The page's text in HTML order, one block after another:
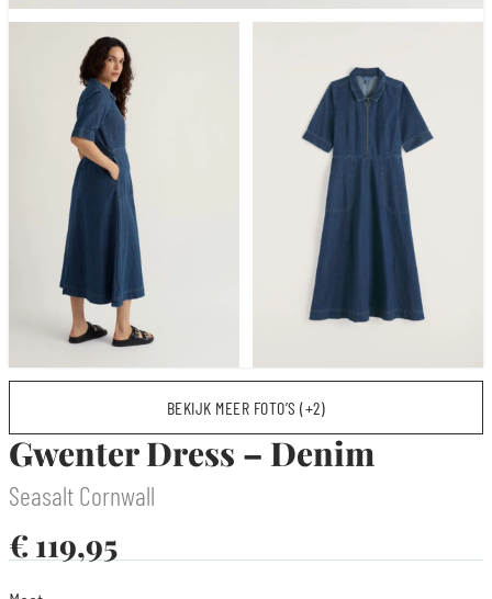
BEKIJK MEER FOTO’S (+2)
Gwenter Dress – Denim
Seasalt Cornwall
€ 119,95